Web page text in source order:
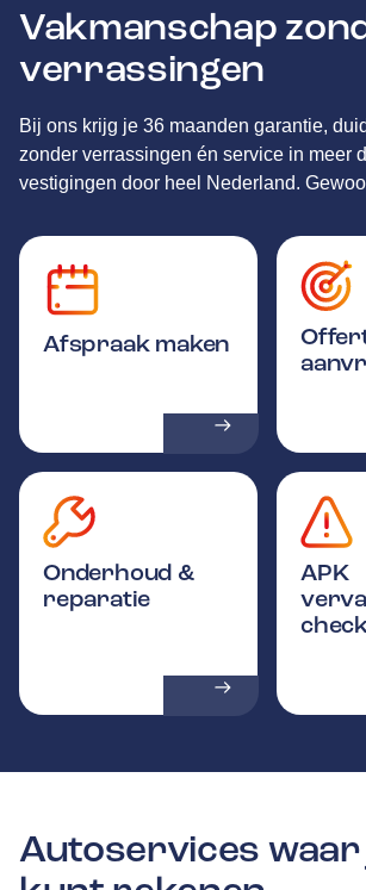
Vakmanschap
verrassingen
Bij ons krijg je 36 maanden garantie,
zonder verrassingen én service in meer
vestigingen door heel Nederland.
Afspraak maken
Onderhoud &
reparatie
APK
Autoservices waar